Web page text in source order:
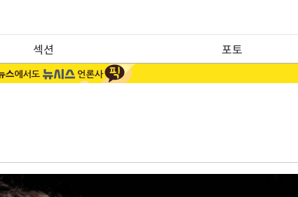
섹션 포토